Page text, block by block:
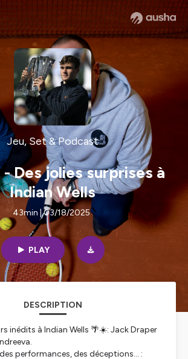
Jeu, Set & Podcast
- Des jolies surprises à
Indian Wells
43min | 03/18/2025
PLAY
DESCRIPTION
inédits à Indian Wells 🌴☀️: Jack Draper
performances, des déceptions... :